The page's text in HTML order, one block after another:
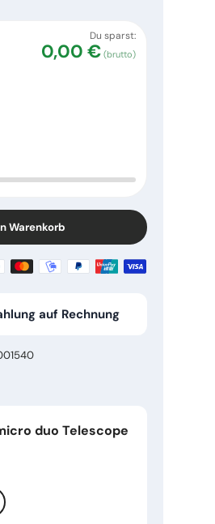
Du sparst:
0,00 € (brutto)
Warenkorb
auf Rechnung
duo Telescope